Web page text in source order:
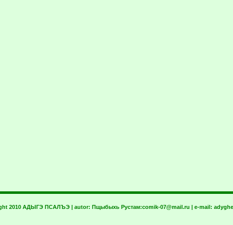
2010 АДЫГЭ ПСАЛЪЭ | autor: Пщыбыхь Рустам:comik-07@mail.ru | e-mail: